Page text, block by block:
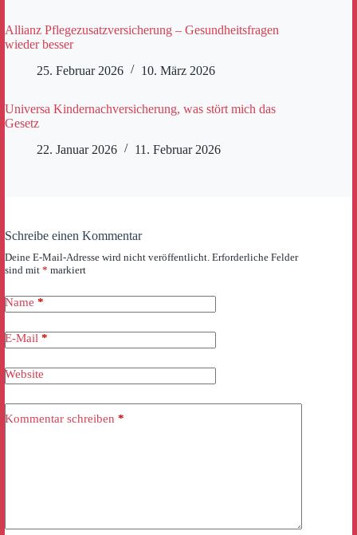
Allianz Pflegezusatzversicherung – Gesundheitsfragen
wieder besser
25. Februar 2026
10. März 2026
Universa Kindernachversicherung, was stört mich das
Gesetz
22. Januar 2026
11. Februar 2026
Schreibe einen Kommentar
Deine E-Mail-Adresse wird nicht veröffentlicht. Erforderliche Felder
sind mit * markiert
Name *
E-Mail *
Website
Kommentar schreiben *